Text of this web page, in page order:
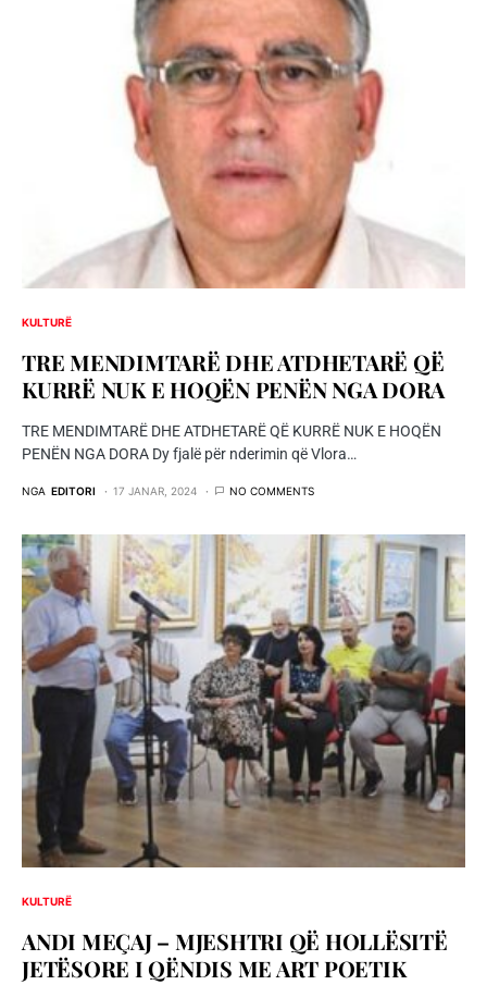
KULTURË
TRE MENDIMTARË DHE ATDHETARË QË
KURRË NUK E HOQËN PENËN NGA DORA
TRE MENDIMTARË DHE ATDHETARË QË KURRË NUK E HOQËN
PENËN NGA DORA Dy fjalë për nderimin që Vlora…
NGA EDITORI 17 JANAR, 2024 NO COMMENTS
KULTURË
ANDI MEÇAJ – MJESHTRI QË HOLLËSITË
JETËSORE I QËNDIS ME ART POETIK